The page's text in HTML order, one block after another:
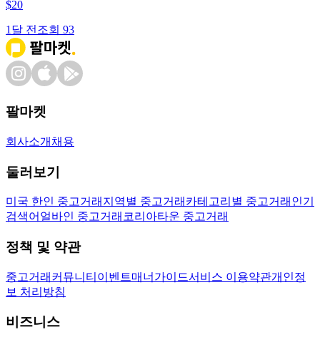
$20
1달 전 조회 93
팔마켓
회사소개 채용
둘러보기
미국 한인 중고거래 지역별 중고거래 카테고리별 중고거래 인기
검색어 얼바인 중고거래 코리아타운 중고거래
정책 및 약관
중고거래 커뮤니티 이벤트매너가이드서비스 이용약관개인정
보 처리방침
비즈니스